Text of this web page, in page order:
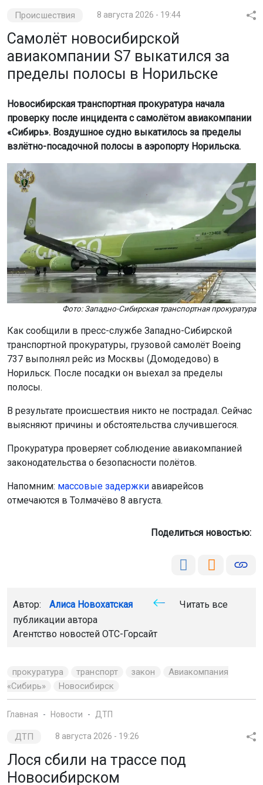
Происшествия 8 августа 2026 - 19:44
Самолёт новосибирской
авиакомпании S7 выкатился за
пределы полосы в Норильске
Новосибирская транспортная прокуратура начала
проверку после инцидента с самолётом авиакомпании
«Сибирь». Воздушное судно выкатилось за пределы
взлётно-посадочной полосы в аэропорту Норильска.
Фото: Западно-Сибирская транспортная прокуратура
Как сообщили в пресс-службе Западно-Сибирской
транспортной прокуратуры, грузовой самолёт Boeing
737 выполнял рейс из Москвы (Домодедово) в
Норильск. После посадки он выехал за пределы
полосы.
В результате происшествия никто не пострадал. Сейчас
выясняют причины и обстоятельства случившегося.
Прокуратура проверяет соблюдение авиакомпанией
законодательства о безопасности полётов.
Напомним: массовые задержки авиарейсов
отмечаются в Толмачёво 8 августа.
Поделиться новостью:
Автор: Алиса Новохатская
Читать все
публикации автора
Агентство новостей ОТС-Горсайт
прокуратура транспорт закон
Авиакомпания
«Сибирь»
Новосибирск
Главная Новости ДТП
ДТП 8 августа 2026 - 19:26
Лося сбили на трассе под
Новосибирском